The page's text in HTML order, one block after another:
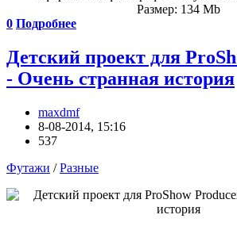
Размер: 134 Mb
0 Подробнее
Детский проект для
- Очень странная история
maxdmf
8-08-2014, 15:16
537
Футажи /Разные